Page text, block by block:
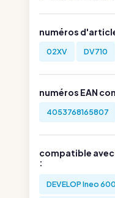
numéros
02XV DV710
numéros EAN
4053768165807
compatible
:
DEVELOP Ineo